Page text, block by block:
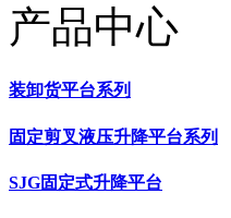
产品中心
装卸货平台系列
固定剪叉液压升降平台系列
SJG固定式升降平台